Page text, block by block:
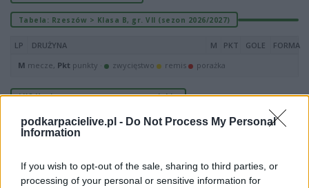
podkarpacielive.pl - Do Not Process My Personal
Information
If you wish to opt-out of the sale, sharing to third parties, or
processing of your personal or sensitive information for
Tabela: Rzeszów > Klasa B, gr. VII (sezon 2026/2027)
LP DRUŻYNA M PKT GOLE
FORMA
M mecze, Pkt punkty · zwycięstwo remis porażka
LKS Hucina - mecze rozegrane u siebie
LP DRUŻYNA M PKT GOLE
FORMA
LKS Hucina - mecze rozegrane na wyjeździe